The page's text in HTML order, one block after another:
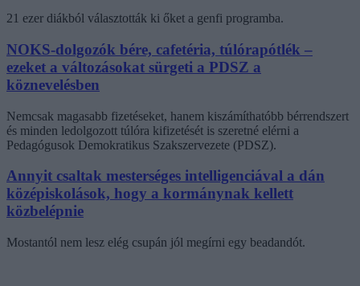
21 ezer diákból választották ki őket a genfi programba.
NOKS-dolgozók bére, cafetéria, túlórapótlék –
ezeket a változásokat sürgeti a PDSZ a
köznevelésben
Nemcsak magasabb fizetéseket, hanem kiszámíthatóbb bérrendszert
és minden ledolgozott túlóra kifizetését is szeretné elérni a
Pedagógusok Demokratikus Szakszervezete (PDSZ).
Annyit csaltak mesterséges intelligenciával a dán
középiskolások, hogy a kormánynak kellett
közbelépnie
Mostantól nem lesz elég csupán jól megírni egy beadandót.